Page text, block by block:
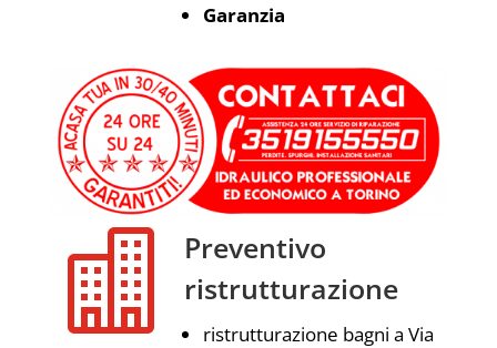
Garanzia

Preventivo
ristrutturazione
ristrutturazione bagni a Via